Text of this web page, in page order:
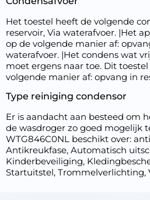
Het toestel heeft de volgende
reservoir, Via waterafvoer. |Het
op de volgende manier af:
waterafvoer. |Het condens wat
moet ergens naar toe. Dit
volgende manier af: opvang in
Type reiniging condensor
Er is aandacht aan besteed om
de wasdroger zo goed mogelijk
WTG846C0NL beschikt over:
Antikreukfase, Automatisch
Kinderbeveiliging,
Startuitstel, Trommelverlichting,